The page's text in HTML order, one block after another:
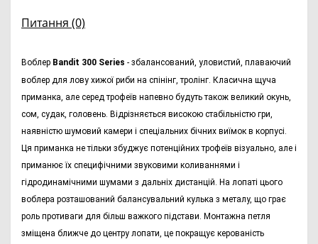
Питання (0)
Воблер Bandit 300 Series - збалансований, уловистий, плаваючий
воблер для лову хижої риби на спінінг, тролінг. Класична щуча
приманка, але серед трофеїв напевно будуть також великий окунь,
сом, судак, головень. Відрізняється високою стабільністю гри,
наявністю шумовий камери і спеціальних бічних виїмок в корпусі.
Ця приманка не тільки збуджує потенційних трофеїв візуально, але і
приманює їх специфічними звуковими коливаннями і
гідродинамічними шумами з дальніх дистанцій. На лопаті цього
воблера розташований балансувальний кулька з металу, що грає
роль противаги для більш важкого підстави. Монтажна петля
зміщена ближче до центру лопати, це покращує керованість